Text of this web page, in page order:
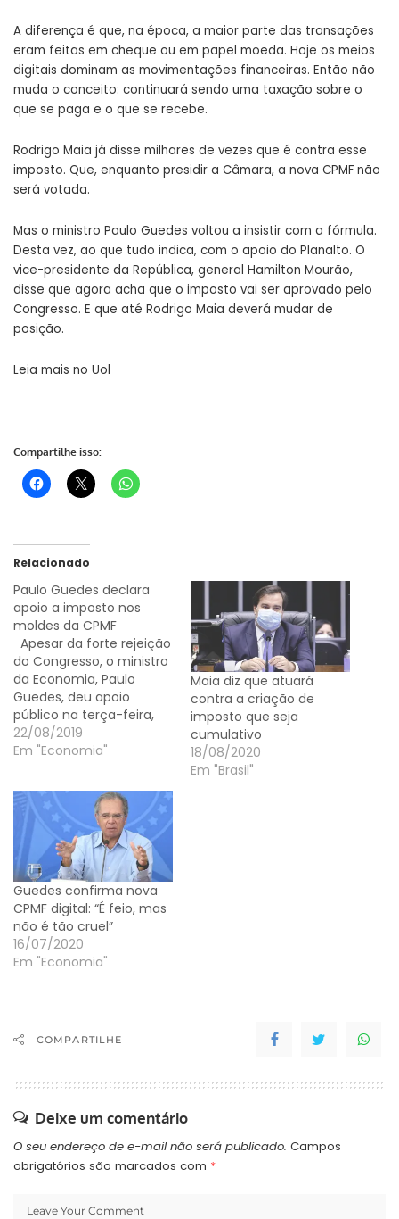
A diferença é que, na época, a maior parte das transações
eram feitas em cheque ou em papel moeda. Hoje os meios
digitais dominam as movimentações financeiras. Então não
muda o conceito: continuará sendo uma taxação sobre o
que se paga e o que se recebe.
Rodrigo Maia já disse milhares de vezes que é contra esse
imposto. Que, enquanto presidir a Câmara, a nova CPMF não
será votada.
Mas o ministro Paulo Guedes voltou a insistir com a fórmula.
Desta vez, ao que tudo indica, com o apoio do Planalto. O
vice-presidente da República, general Hamilton Mourão,
disse que agora acha que o imposto vai ser aprovado pelo
Congresso. E que até Rodrigo Maia deverá mudar de
posição.
Leia mais no Uol
Compartilhe isso:
Relacionado
Paulo Guedes declara
apoio a imposto nos
moldes da CPMF
Apesar da forte rejeição
do Congresso, o ministro
da Economia, Paulo
Guedes, deu apoio
público na terça-feira,
22, à criação de um
imposto federal sobre
CPMF –, como forma de
compensar a redução
nos impostos cobrados
das empresas sobre a
folha de…
22/08/2019
Em "Economia"
Maia diz que atuará
contra a criação de
imposto que seja
cumulativo
18/08/2020
Em "Brasil"
Guedes confirma nova
CPMF digital: “É feio, mas
não é tão cruel”
16/07/2020
Em "Economia"
COMPARTILHE
Deixe um comentário
O seu endereço de e-mail não será publicado. Campos
obrigatórios são marcados com *